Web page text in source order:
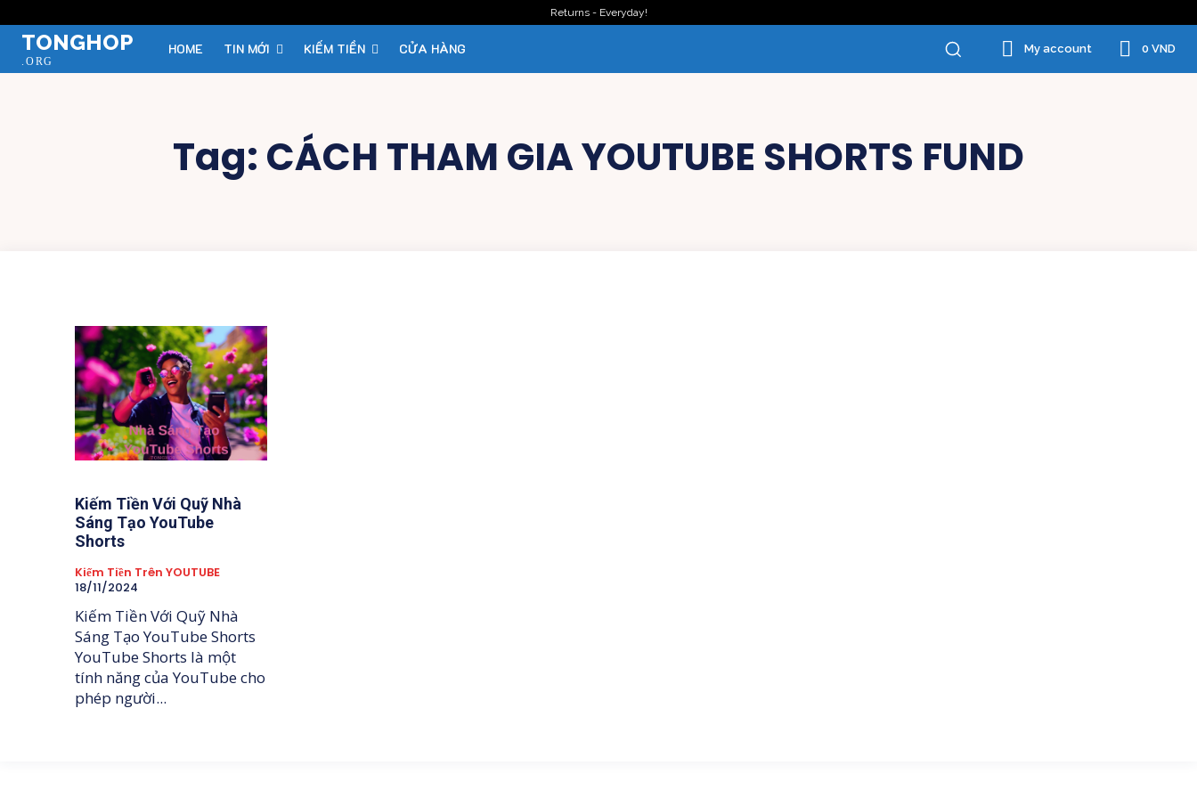
Returns - Everyday!
TONGHOP
.ORG
HOME TIN MỚI KIẾM TIỀN CỬA HÀNG My account 0 VND
Tag: CÁCH THAM GIA YOUTUBE SHORTS FUND
Kiếm Tiền Với Quỹ Nhà
Sáng Tạo YouTube
Shorts
Kiếm Tiền Trên YOUTUBE
18/11/2024
Kiếm Tiền Với Quỹ Nhà
Sáng Tạo YouTube Shorts
YouTube Shorts là một
tính năng của YouTube cho
phép người...